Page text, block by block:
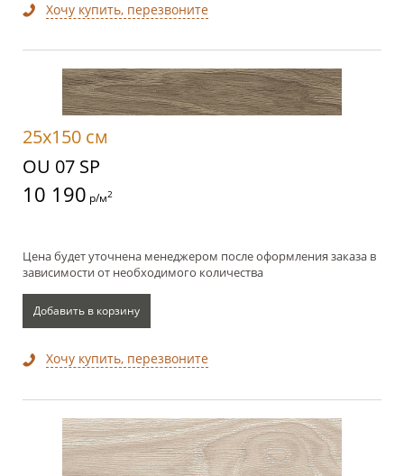
Хочу купить, перезвоните
25x150 см
OU 07 SP
10 190 р/м2
Цена будет уточнена менеджером после оформления заказа в
зависимости от необходимого количества
Добавить в корзину
Хочу купить, перезвоните